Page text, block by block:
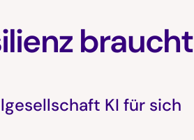
braucht
KI für sich